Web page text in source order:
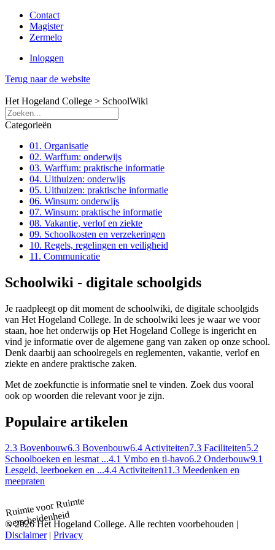
Contact
Magister
Zermelo
Inloggen
Terug naar de website
Het Hogeland College > SchoolWiki
Categorieën
01. Organisatie
02. Warffum: onderwijs
03. Warffum: praktische informatie
04. Uithuizen: onderwijs
05. Uithuizen: praktische informatie
06. Winsum: onderwijs
07. Winsum: praktische informatie
08. Vakantie, verlof en ziekte
09. Schoolkosten en verzekeringen
10. Regels, regelingen en veiligheid
11. Communicatie
Schoolwiki - digitale schoolgids
Je raadpleegt op dit moment de schoolwiki, de digitale schoolgids
van Het Hogeland College. In de schoolwiki lees je waar we voor
staan, hoe het onderwijs op Het Hogeland College is ingericht en
vind je informatie over de algemene gang van zaken op onze school.
Denk daarbij aan schoolregels en reglementen, vakantie, verlof en
ziekte en andere praktische zaken.
Met de zoekfunctie is informatie snel te vinden. Zoek dus vooral
ook op woorden die relevant voor je zijn.
Populaire artikelen
2.3 Bovenbouw6.3 Bovenbouw6.4 Activiteiten7.3 Faciliteiten5.2
Schoolboeken en lesmat ...4.1 Vmbo en tl-havo6.2 Onderbouw9.1
Lesgeld, leerboeken en ...4.4 Activiteiten11.3 Meedenken en
meepraten
Ruimte voorRuimte
verscheidenheid
© 2026 Het Hogeland College. Alle rechten voorbehouden |
Disclaimer| Privacy